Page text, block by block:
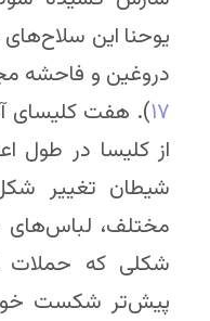
یوحنا این
دروغین و فاحشه
۱۷). هفت کلیسای
از کلیسا در طول
شیطان تغییر
مختلف، لباس‌های
شکلی که حملات
پیش‌تر شکست